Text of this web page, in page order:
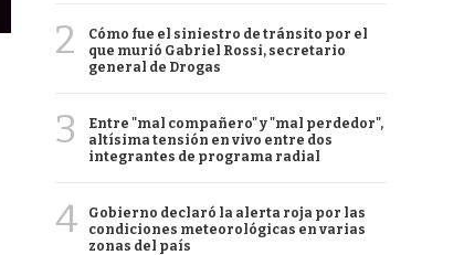
2
Cómo fue el siniestro de tránsito por el
que murió Gabriel Rossi, secretario
general de Drogas
3
Entre "mal compañero" y "mal perdedor",
altísima tensión en vivo entre dos
integrantes de programa radial
4
Gobierno declaró la alerta roja por las
condiciones meteorológicas en varias
zonas del país